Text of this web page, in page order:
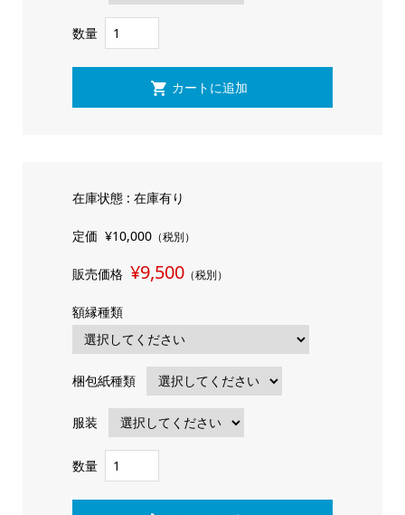
数量
在庫状態 : 在庫有り
定価 ¥10,000（税別）
販売価格 ¥9,500（税別）
額縁種類
梱包紙種類
服装
数量